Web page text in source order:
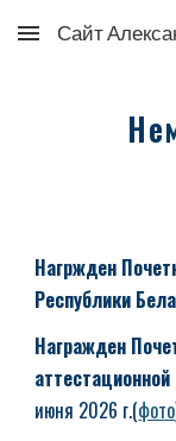
Skip to main
Сайт
Нагржден
Республики
Награжден
июня 2026 г.(фото